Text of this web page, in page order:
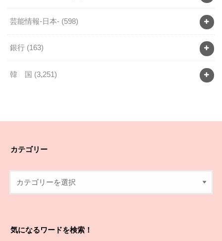
芸能情報-日本- (598)
銀行 (163)
韓 国 (3,251)
カテゴリー
気になるワードを検索！